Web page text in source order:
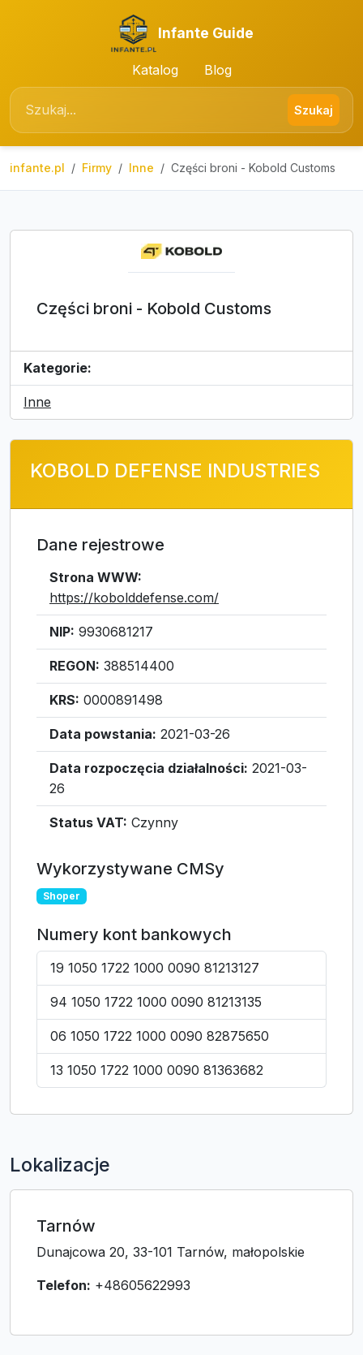
Infante Guide
Katalog Blog
Szukaj
infante.pl Firmy Inne Części broni - Kobold Customs
Części broni - Kobold Customs
Kategorie:
Inne
KOBOLD DEFENSE INDUSTRIES
Dane rejestrowe
Strona WWW:
https://kobolddefense.com/
NIP: 9930681217
REGON: 388514400
KRS: 0000891498
Data powstania: 2021-03-26
Data rozpoczęcia działalności: 2021-03-
26
Status VAT: Czynny
Wykorzystywane CMSy
Shoper
Numery kont bankowych
19 1050 1722 1000 0090 81213127
94 1050 1722 1000 0090 81213135
06 1050 1722 1000 0090 82875650
13 1050 1722 1000 0090 81363682
Lokalizacje
Tarnów
Dunajcowa 20, 33-101 Tarnów, małopolskie
Telefon: +48605622993